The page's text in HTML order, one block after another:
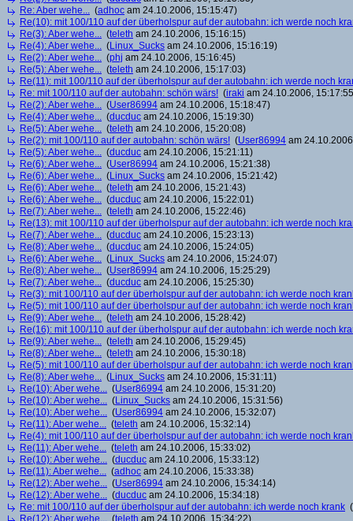
Re: Aber wehe... (adhoc am 24.10.2006, 15:15:47)
Re(10): mit 100/110 auf der überholspur auf der autobahn: ich werde noch
Re(3): Aber wehe... (teleth am 24.10.2006, 15:16:15)
Re(4): Aber wehe... (Linux_Sucks am 24.10.2006, 15:16:19)
Re(2): Aber wehe... (phj am 24.10.2006, 15:16:45)
Re(5): Aber wehe... (teleth am 24.10.2006, 15:17:03)
Re(11): mit 100/110 auf der überholspur auf der autobahn: ich werde noch
Re: mit 100/110 auf der autobahn: schön wärs! (iraki am 24.10.2006,
Re(2): Aber wehe... (User86994 am 24.10.2006, 15:18:47)
Re(4): Aber wehe... (ducduc am 24.10.2006, 15:19:30)
Re(5): Aber wehe... (teleth am 24.10.2006, 15:20:08)
Re(2): mit 100/110 auf der autobahn: schön wärs! (User86994 am
Re(5): Aber wehe... (ducduc am 24.10.2006, 15:21:11)
Re(6): Aber wehe... (User86994 am 24.10.2006, 15:21:38)
Re(6): Aber wehe... (Linux_Sucks am 24.10.2006, 15:21:42)
Re(6): Aber wehe... (teleth am 24.10.2006, 15:21:43)
Re(6): Aber wehe... (ducduc am 24.10.2006, 15:22:01)
Re(7): Aber wehe... (teleth am 24.10.2006, 15:22:46)
Re(13): mit 100/110 auf der überholspur auf der autobahn: ich werde noch
Re(7): Aber wehe... (ducduc am 24.10.2006, 15:23:13)
Re(8): Aber wehe... (ducduc am 24.10.2006, 15:24:05)
Re(6): Aber wehe... (Linux_Sucks am 24.10.2006, 15:24:07)
Re(8): Aber wehe... (User86994 am 24.10.2006, 15:25:29)
Re(7): Aber wehe... (ducduc am 24.10.2006, 15:25:30)
Re(3): mit 100/110 auf der überholspur auf der autobahn: ich werde noch
Re(5): mit 100/110 auf der überholspur auf der autobahn: ich werde noch
Re(9): Aber wehe... (teleth am 24.10.2006, 15:28:42)
Re(16): mit 100/110 auf der überholspur auf der autobahn: ich werde noch
Re(9): Aber wehe... (teleth am 24.10.2006, 15:29:45)
Re(8): Aber wehe... (teleth am 24.10.2006, 15:30:18)
Re(5): mit 100/110 auf der überholspur auf der autobahn: ich werde noch
Re(8): Aber wehe... (Linux_Sucks am 24.10.2006, 15:31:11)
Re(10): Aber wehe... (User86994 am 24.10.2006, 15:31:20)
Re(10): Aber wehe... (Linux_Sucks am 24.10.2006, 15:31:56)
Re(10): Aber wehe... (User86994 am 24.10.2006, 15:32:07)
Re(11): Aber wehe... (teleth am 24.10.2006, 15:32:14)
Re(4): mit 100/110 auf der überholspur auf der autobahn: ich werde noch
Re(11): Aber wehe... (teleth am 24.10.2006, 15:33:02)
Re(10): Aber wehe... (ducduc am 24.10.2006, 15:33:12)
Re(11): Aber wehe... (adhoc am 24.10.2006, 15:33:38)
Re(12): Aber wehe... (User86994 am 24.10.2006, 15:34:14)
Re(12): Aber wehe... (ducduc am 24.10.2006, 15:34:18)
Re: mit 100/110 auf der überholspur auf der autobahn: ich werde noch krank (
Re(12): Aber wehe... (teleth am 24.10.2006, 15:34:22)